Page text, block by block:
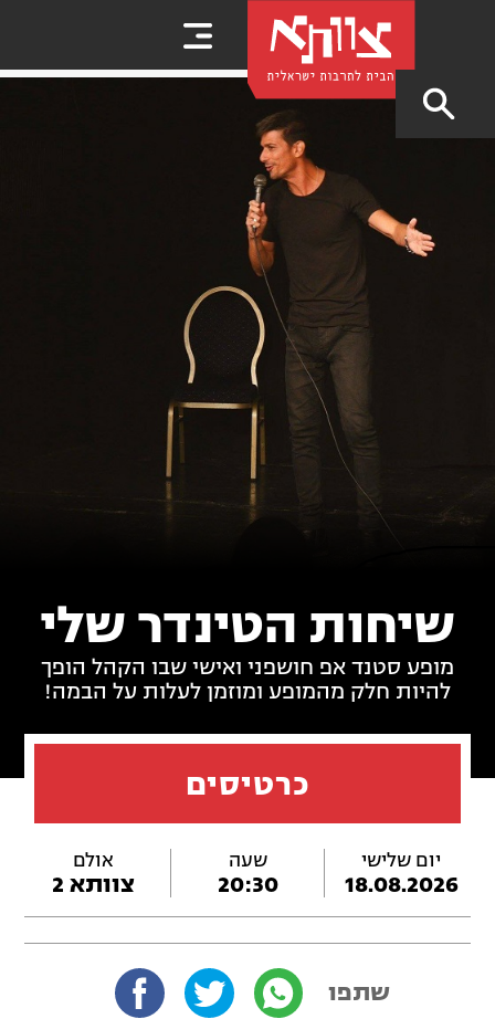
שיחות הטינדר שלי
מופע סטנד אפ חושפני ואישי שבו הקהל הופך
להיות חלק מהמופע ומוזמן לעלות על הבמה!
כרטיסים
יום שלישי
18.08.2026
שעה
20:30
אולם
צוותא 2
שתפו